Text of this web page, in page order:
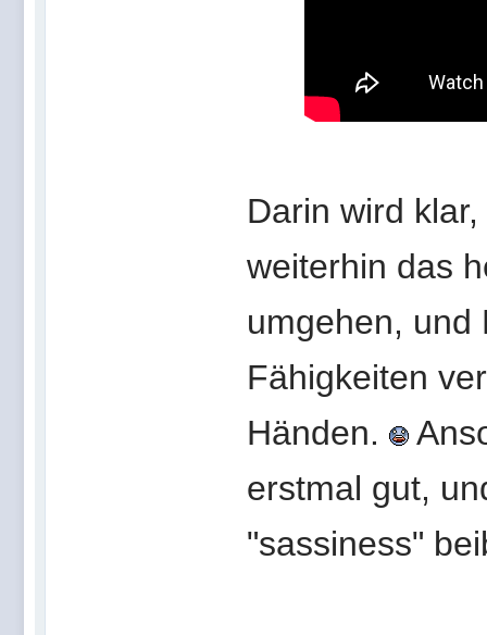
Darin wird
weiterhin das
umgehen, und
Fähigkeiten
Händen.
erstmal gut,
"sassiness"